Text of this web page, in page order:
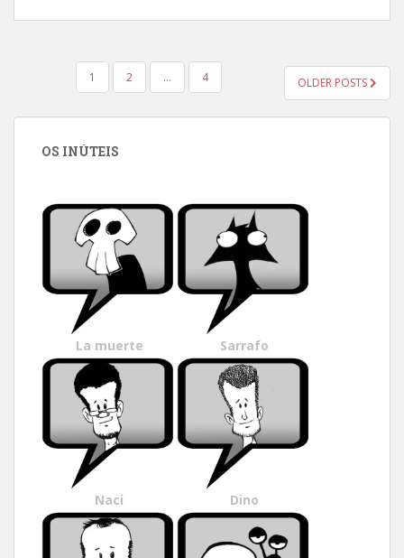
PAGINAÇÃO
POSTS
1 2 … 4 OLDER POSTS
OS INÚTEIS
La muerte Sarrafo
Naci Dino